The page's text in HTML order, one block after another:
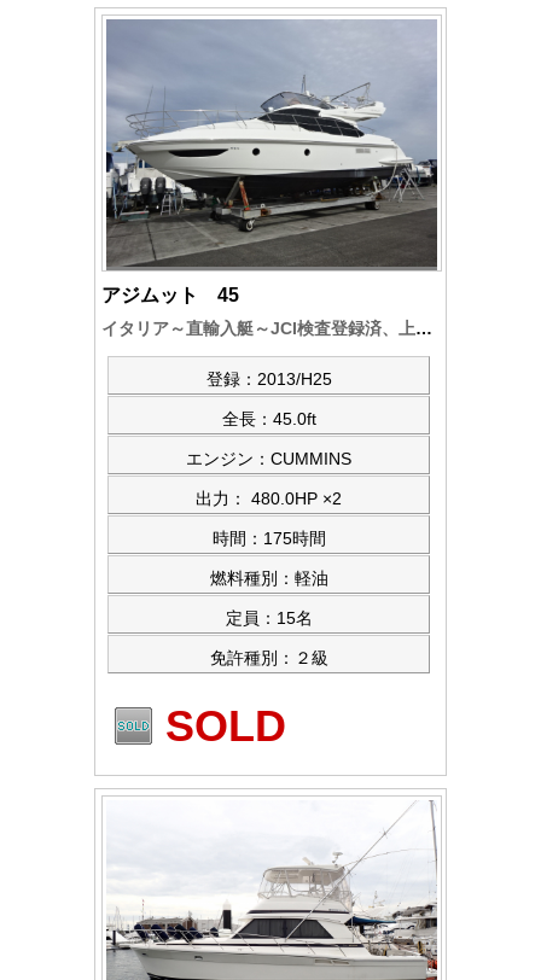
アジムット 45
イタリア～直輸入艇～JCI検査登録済、上架未使用艇の超豪華艇。お問合せ後に多数の写真をご提供します
登録：2013/H25
全長：45.0ft
エンジン：CUMMINS
出力： 480.0HP ×2
時間：175時間
燃料種別：軽油
定員：15名
免許種別：２級
SOLD